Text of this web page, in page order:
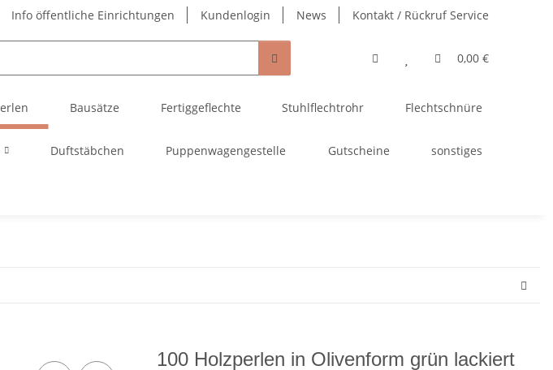
Info öffentliche Einrichtungen Kundenlogin News Kontakt / Rückruf Service
0,00 €
Bausätze Fertiggeflechte Stuhlflechtrohr Flechtschnüre
Duftstäbchen Puppenwagengestelle Gutscheine sonstiges
100 Holzperlen in Olivenform grün lackiert